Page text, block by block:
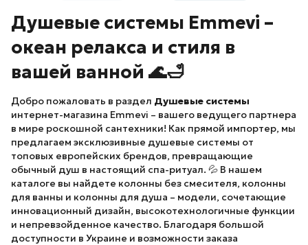
Душевые системы Emmevi –
океан релакса и стиля в
вашей ванной 🌊🛁
Добро пожаловать в раздел Душевые системы
интернет-магазина Emmevi – вашего ведущего партнера
в мире роскошной сантехники! Как прямой импортер, мы
предлагаем эксклюзивные душевые системы от
топовых европейских брендов, превращающие
обычный душ в настоящий спа-ритуал. 💦 В нашем
каталоге вы найдете колонны без смесителя, колонны
для ванны и колонны для душа – модели, сочетающие
инновационный дизайн, высокотехнологичные функции
и непревзойденное качество. Благодаря большой
доступности в Украине и возможности заказа